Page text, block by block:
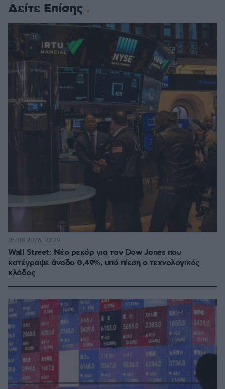
Δείτε Επίσης
Wall Street: Νέο ρεκόρ για τον Dow Jones που
κατέγραψε άνοδο 0,49%, υπό πίεση ο τεχνολογικός
κλάδος
05.08.2026, 23:29